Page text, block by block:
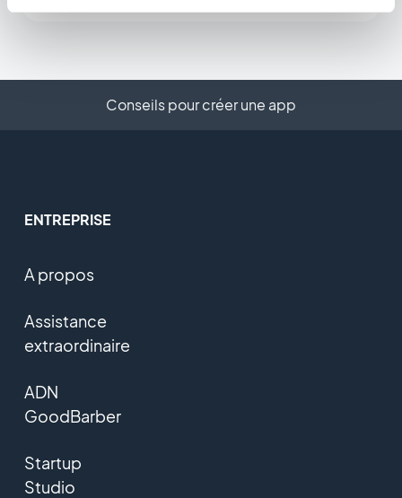
Conseils pour créer une app
ENTREPRISE
A propos
Assistance
extraordinaire
ADN
GoodBarber
Startup
Studio